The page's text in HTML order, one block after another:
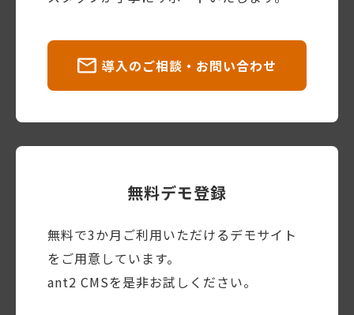
導入のご相談・お問い合わせ
無料デモ登録
無料で3か月ご利用いただけるデモサイト
をご用意しています。
ant2 CMSを是非お試しください。